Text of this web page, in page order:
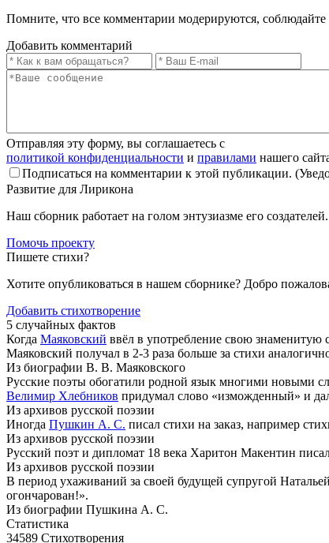
Помните, что все комментарии модерируются, соблюдайте
Добавить комментарий
Отправляя эту форму, вы соглашаетесь с
политикой конфиденциальности и правилами нашего
Подписаться на комментарии к этой публикации.
Развитие для Лирикона
Наш сборник работает на голом энтузиазме его
Помочь проекту
Пишете стихи?
Хотите опубликоваться в нашем сборнике? Добро
Добавить стихотворение
5 случайных фактов
Когда Маяковский ввёл в употребление свою знаменитую
Маяковский получал в 2-3 раза больше за стихи
Из биографии В. В. Маяковского
Русские поэты обогатили родной язык многими новыми
Велимир Хлебников придумал слово «изможденный» и
Из архивов русской поэзии
Иногда Пушкин А. С. писал стихи на заказ, например
Из архивов русской поэзии
Русский поэт и дипломат 18 века Харитон Макентин
Из архивов русской поэзии
В период ухаживаний за своей будущей супругой Натальей
огончарован!».
Из биографии Пушкина А. С.
Статистика
34589 Стихотворения